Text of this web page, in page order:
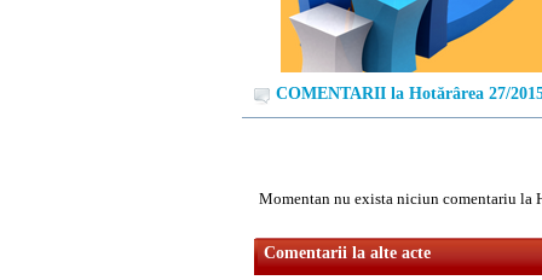
COMENTARII la Hotărârea 27/
Momentan nu exista niciun comentariu la
Comentarii la alte acte